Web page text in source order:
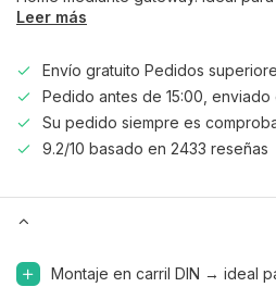
Leer más
Envío gratuito Pedidos
Pedido antes de 15:00, enviado
Su pedido siempre es
9.2/10 basado en 2433 reseñas
Montaje en carril DIN → ideal